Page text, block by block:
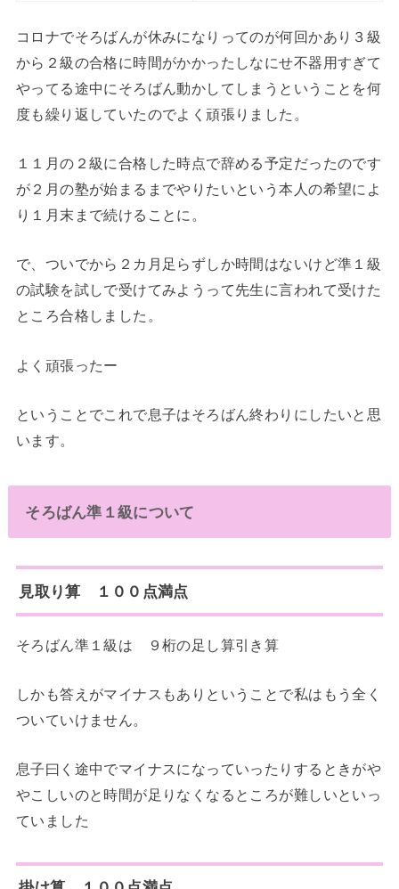
コロナでそろばんが休みになりってのが何回かあり３級
から２級の合格に時間がかかったしなにせ不器用すぎて
やってる途中にそろばん動かしてしまうということを何
度も繰り返していたのでよく頑張りました。
１１月の２級に合格した時点で辞める予定だったのです
が２月の塾が始まるまでやりたいという本人の希望によ
り１月末まで続けることに。
で、ついでから２カ月足らずしか時間はないけど準１級
の試験を試しで受けてみようって先生に言われて受けた
ところ合格しました。
よく頑張ったー
ということでこれで息子はそろばん終わりにしたいと思
います。
そろばん準１級について
見取り算 １００点満点
そろばん準１級は ９桁の足し算引き算
しかも答えがマイナスもありということで私はもう全く
ついていけません。
息子曰く途中でマイナスになっていったりするときがや
やこしいのと時間が足りなくなるところが難しいといっ
ていました